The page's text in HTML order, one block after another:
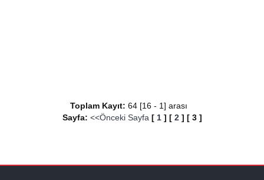
Toplam Kayıt: 64 [16 - 1] arası
Sayfa: <<Önceki Sayfa [ 1] [ 2] [ 3]